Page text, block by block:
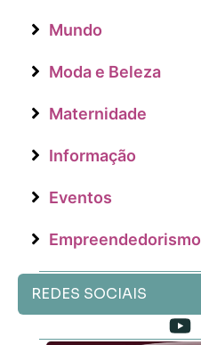
Mundo
Moda e Beleza
Maternidade
Informação
Eventos
Empreendedorismo
REDES SOCIAIS